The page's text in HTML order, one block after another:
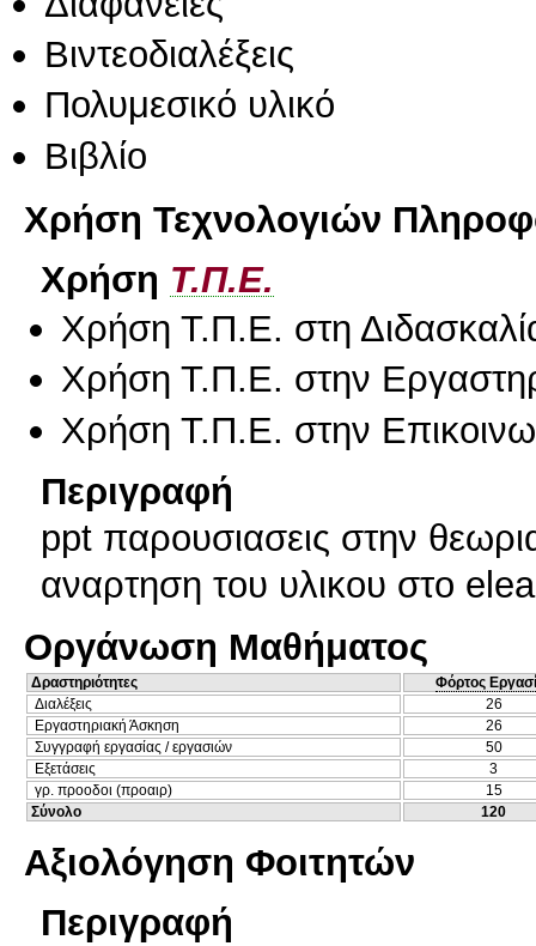
Βιντεοδιαλέξεις
Πολυμεσικό υλικό
Βιβλίο
Χρήση Τεχνολογιών
Χρήση Τ.Π.Ε.
Χρήση Τ.Π.Ε. στη
Χρήση Τ.Π.Ε. στην
Χρήση Τ.Π.Ε. στην
Περιγραφή
ppt παρουσιασεις στην
αναρτηση του υλικου στο
Οργάνωση Μαθήματος
Δραστηριότητες
Φόρτος
Διαλέξεις
26
Εργαστηριακή Άσκηση
26
Συγγραφή εργασίας / εργασιών
50
Εξετάσεις
3
γρ. προοδοι (προαιρ)
15
Σύνολο
120
Αξιολόγηση Φοιτητών
Περιγραφή